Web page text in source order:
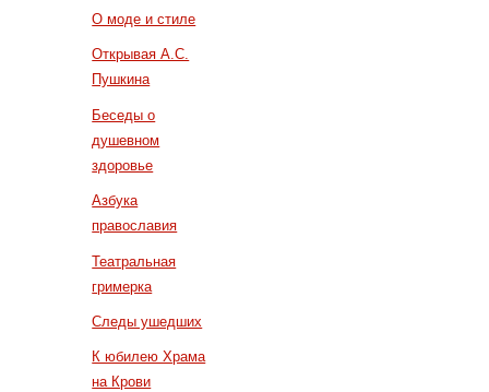
О моде и стиле
Открывая А.С.
Пушкина
Беседы о
душевном
здоровье
Азбука
православия
Театральная
гримерка
Следы ушедших
К юбилею Храма
на Крови